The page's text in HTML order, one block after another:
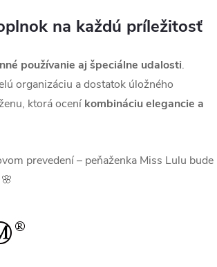
na každú príležitosť
používanie aj špeciálne udalosti.
organizáciu a dostatok úložného
ktorá ocení kombináciu elegancie a
prevedení – peňaženka Miss Lulu bude